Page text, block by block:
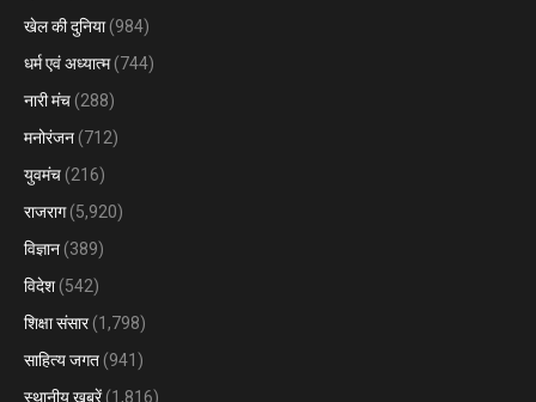
खेल की दुनिया(984)
धर्म एवं अध्यात्म(744)
नारी मंच (288)
मनोरंजन (712)
युवमंच (216)
राजराग(5,920)
विज्ञान (389)
विदेश (542)
शिक्षा संसार(1,798)
साहित्य जगत (941)
स्थानीय खबरें(1,816)